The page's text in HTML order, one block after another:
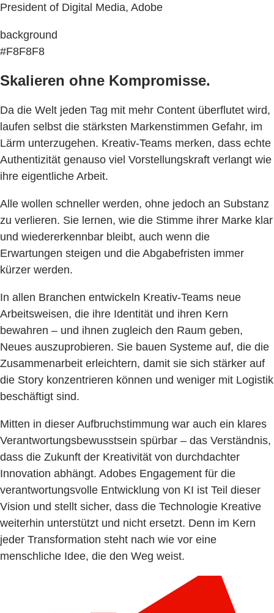
President of Digital Media, Adobe
background
#F8F8F8
Skalieren ohne Kompromisse.
Da die Welt jeden Tag mit mehr Content überflutet wird,
laufen selbst die stärksten Markenstimmen Gefahr, im
Lärm unterzugehen. Kreativ-Teams merken, dass echte
Authentizität genauso viel Vorstellungskraft verlangt wie
ihre eigentliche Arbeit.
Alle wollen schneller werden, ohne jedoch an Substanz
zu verlieren. Sie lernen, wie die Stimme ihrer Marke klar
und wiedererkennbar bleibt, auch wenn die
Erwartungen steigen und die Abgabefristen immer
kürzer werden.
In allen Branchen entwickeln Kreativ-Teams neue
Arbeitsweisen, die ihre Identität und ihren Kern
bewahren – und ihnen zugleich den Raum geben,
Neues auszuprobieren. Sie bauen Systeme auf, die die
Zusammenarbeit erleichtern, damit sie sich stärker auf
die Story konzentrieren können und weniger mit Logistik
beschäftigt sind.
Mitten in dieser Aufbruchstimmung war auch ein klares
Verantwortungsbewusstsein spürbar – das Verständnis,
dass die Zukunft der Kreativität von durchdachter
Innovation abhängt. Adobes Engagement für die
verantwortungsvolle Entwicklung von KI ist Teil dieser
Vision und stellt sicher, dass die Technologie Kreative
weiterhin unterstützt und nicht ersetzt. Denn im Kern
jeder Transformation steht nach wie vor eine
menschliche Idee, die den Weg weist.